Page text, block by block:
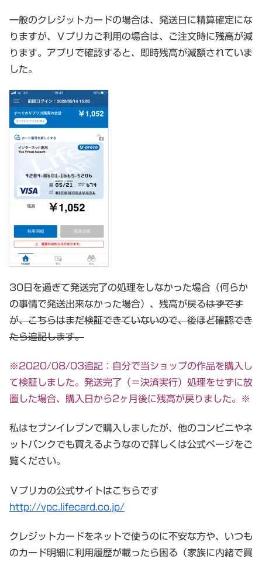
一般のクレジットカードの場合は、発送日に精算確定にな
りますが、Ｖプリカご利用の場合は、ご注文時に残高が減
ります。アプリで確認すると、即時残高が減額されていま
した。
30日を過ぎて発送完了の処理をしなかった場合（何らか
の事情で発送出来なかった場合）、残高が戻るはずです
が、こちらはまだ検証できていないので、後ほど確認でき
たら追記します。
※2020/08/03追記：自分で当ショップの作品を購入し
て検証しました。発送完了（＝決済実行）処理をせずに放
置した場合、購入日から2ヶ月後に残高が戻りました。※
私はセブンイレブンで購入しましたが、他のコンビニやネ
ットバンクでも買えるようなので詳しくは公式ページをご
覧ください。
Ｖプリカの公式サイトはこちらです
http://vpc.lifecard.co.jp/
クレジットカードをネットで使うのに不安な方や、いつも
のカード明細に利用履歴が載ったら困る（家族に内緒で買